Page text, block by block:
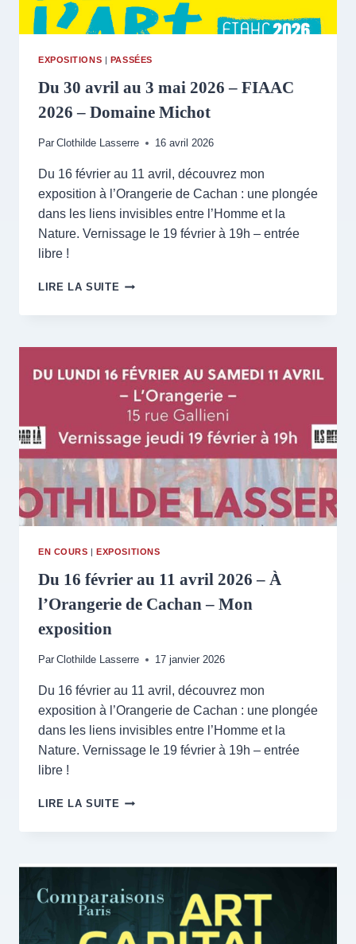
EXPOSITIONS | PASSÉES
Du 30 avril au 3 mai 2026 – FIAAC
2026 – Domaine Michot
Par Clothilde Lasserre 16 avril 2026
Du 16 février au 11 avril, découvrez mon
exposition à l’Orangerie de Cachan : une plongée
dans les liens invisibles entre l’Homme et la
Nature. Vernissage le 19 février à 19h – entrée
libre !
LIRE LA SUITE DU
AVRIL
3
2026
–
FIAAC
–
DOMAINE
EN COURS |EXPOSITIONS
Du 16 février au 11 avril 2026 – À
l’Orangerie de Cachan – Mon
exposition
Par Clothilde Lasserre 17 janvier 2026
Du 16 février au 11 avril, découvrez mon
exposition à l’Orangerie de Cachan : une plongée
dans les liens invisibles entre l’Homme et la
Nature. Vernissage le 19 février à 19h – entrée
libre !
LIRE LA SUITE DU
FÉVRIER
2026